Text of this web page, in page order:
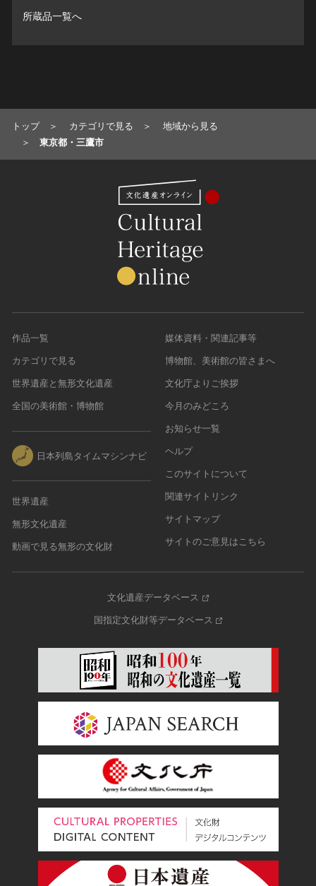
所蔵品一覧へ
トップ カテゴリで見る
地域から見る
東京都・三鷹市
作品一覧
カテゴリで見る
世界遺産と無形文化遺産
全国の美術館・博物館
日本列島タイムマシンナビ
世界遺産
無形文化遺産
動画で見る無形の文化財
媒体資料・関連記事等
博物館、美術館の皆さまへ
文化庁よりご挨拶
今月のみどころ
お知らせ一覧
ヘルプ
このサイトについて
関連サイトリンク
サイトマップ
サイトのご意見はこちら
文化遺産データベース
国指定文化財等データベース